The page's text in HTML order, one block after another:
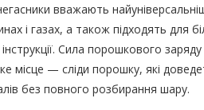
вважають
і газах, а також підходять для
Сила порошкового
місце — сліди порошку, які
без повного розбирання шару.